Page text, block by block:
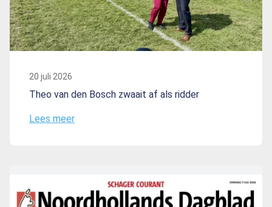
20 juli 2026
Theo van den Bosch zwaait af als ridder
Lees meer